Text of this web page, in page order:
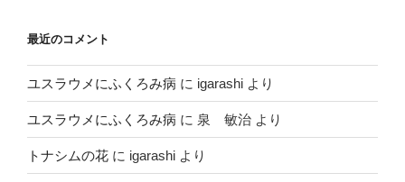
最近のコメント
ユスラウメにふくろみ病 に igarashi より
ユスラウメにふくろみ病 に 泉 敏治 より
トナシムの花 に igarashi より